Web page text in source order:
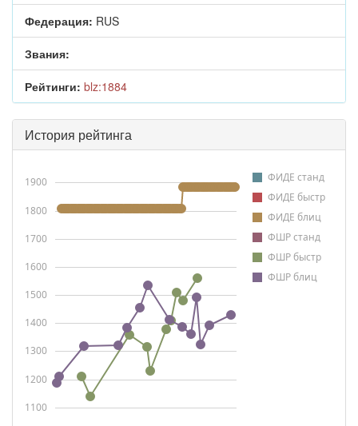
Федерация: RUS
Звания:
Рейтинги: blz:1884
История рейтинга
ФИДЕ станд
ФИДЕ быстр
ФИДЕ блиц
ФШР станд
ФШР быстр
ФШР блиц
1100
1200
1300
1400
1500
1600
1700
1800
1900